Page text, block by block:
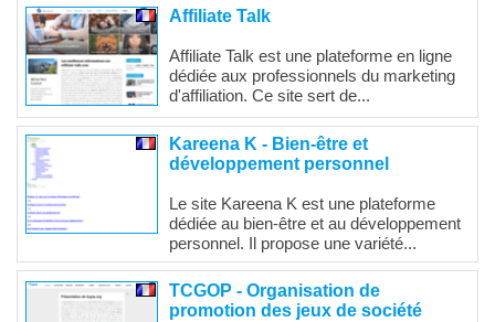
Affiliate Talk
Affiliate Talk est une plateforme en ligne
dédiée aux professionnels du marketing
d'affiliation. Ce site sert de...
Kareena K - Bien-être et
développement personnel
Le site Kareena K est une plateforme
dédiée au bien-être et au développement
personnel. Il propose une variété...
TCGOP - Organisation de
promotion des jeux de société